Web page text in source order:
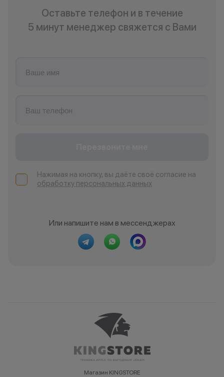
Оставьте телефон и в течение
5 минут менеджер свяжется с Вами
Нажимая на кнопку, вы даёте своё согласие на
обработку персональных данных
Или напишите нам в мессенджерах
Магазин KINGSTORE